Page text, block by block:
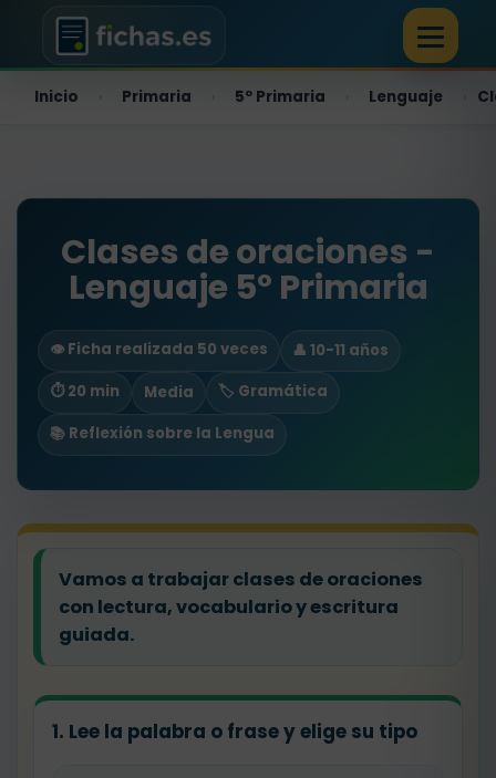
Inicio Primaria 5º Primaria Lenguaje
Clases de oraciones -
Lenguaje 5º Primaria
👁️ Ficha realizada 50 veces
👤 10-11 años
⏱ 20 min
Media
🏷️ Gramática
📚 Reflexión sobre la Lengua
Vamos a trabajar clases de oraciones
con lectura, vocabulario y escritura
guiada.
1. Lee la palabra o frase y elige su tipo